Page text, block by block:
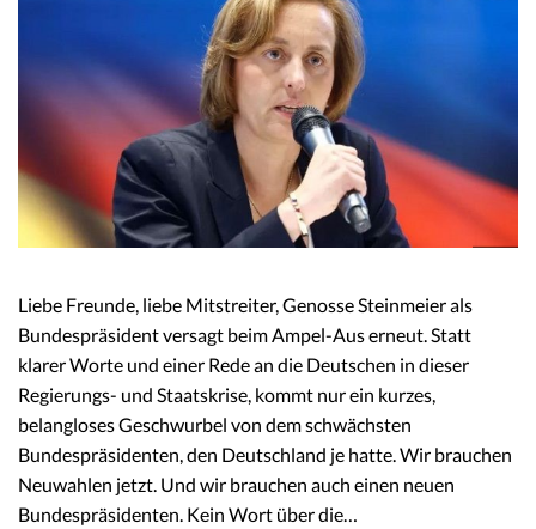
Liebe Freunde, liebe Mitstreiter, Genosse Steinmeier als
Bundespräsident versagt beim Ampel-Aus erneut. Statt
klarer Worte und einer Rede an die Deutschen in dieser
Regierungs- und Staatskrise, kommt nur ein kurzes,
belangloses Geschwurbel von dem schwächsten
Bundespräsidenten, den Deutschland je hatte. Wir brauchen
Neuwahlen jetzt. Und wir brauchen auch einen neuen
Bundespräsidenten. Kein Wort über die…